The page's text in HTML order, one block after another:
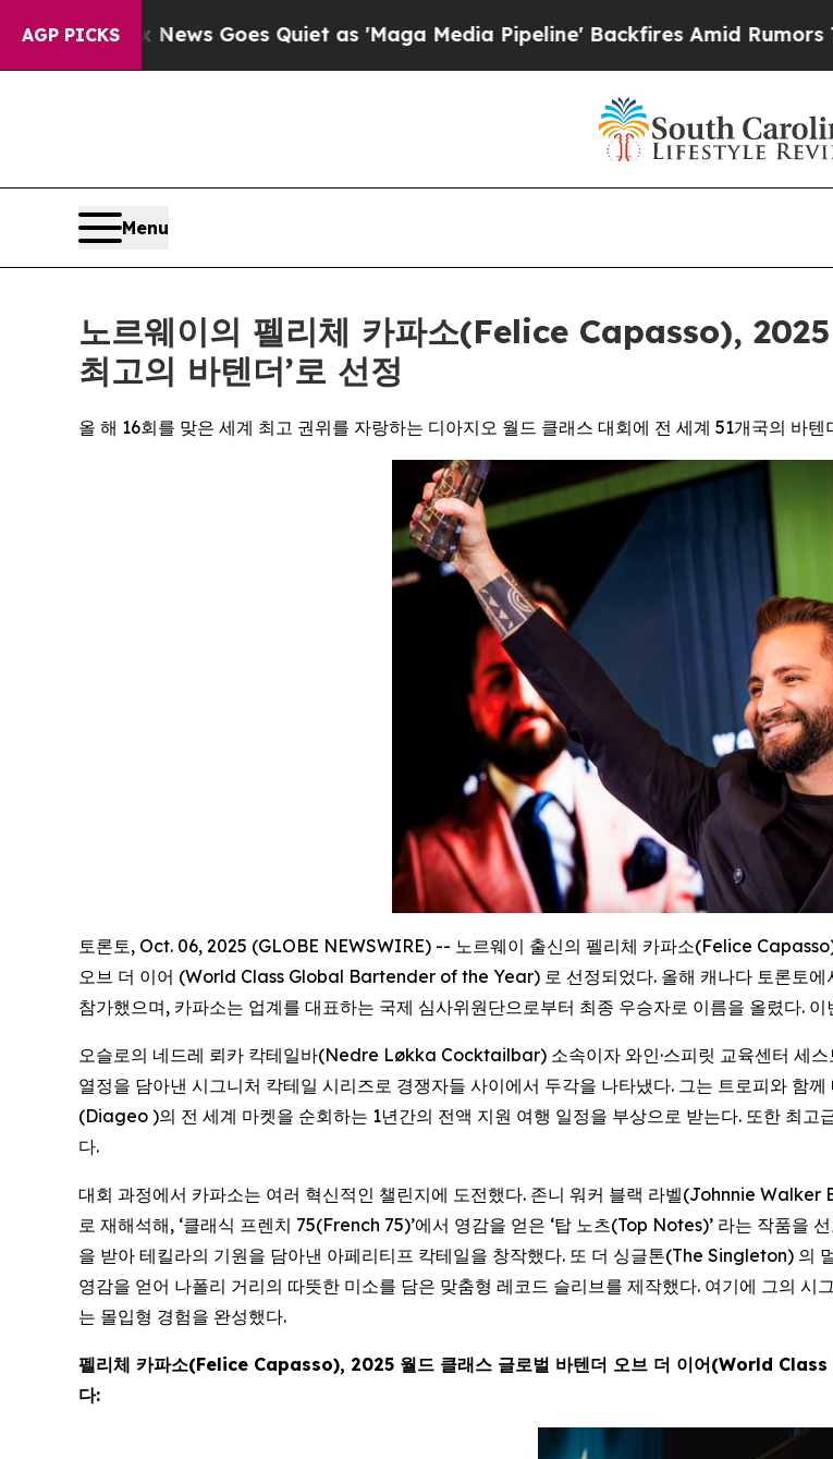
AGP PICKS
News Goes Quiet as 'Maga Media Pipeline' Backfires Amid Rumors Trump Will
Menu
노르웨이의 펠리체 카파소(Felice Capasso),
최고의 바텐더’로 선정
올 해 16회를 맞은 세계 최고 권위를 자랑하는 디아지오 월드 클래스 대회에 전 세계 51개국의 바
토론토, Oct. 06, 2025 (GLOBE NEWSWIRE) -- 노르웨이 출신의 펠리체 카파소(Felice
오브 더 이어 (World Class Global Bartender of the Year) 로 선정되었다. 올해 캐나다 토론토에
참가했으며, 카파소는 업계를 대표하는 국제 심사위원단으로부터 최종 우승자로 이름을 올렸다.
오슬로의 네드레 뢰카 칵테일바(Nedre Løkka Cocktailbar) 소속이자 와인·스피릿 교육센터 세
열정을 담아낸 시그니처 칵테일 시리즈로 경쟁자들 사이에서 두각을 나타냈다. 그는 트로피와 함
(Diageo )의 전 세계 마켓을 순회하는 1년간의 전액 지원 여행 일정을 부상으로 받는다. 또한 최
다.
대회 과정에서 카파소는 여러 혁신적인 챌린지에 도전했다. 존니 워커 블랙 라벨(Johnnie
로 재해석해, ‘클래식 프렌치 75(French 75)’에서 영감을 얻은 ‘탑 노츠(Top Notes)’ 라는 작품
을 받아 테킬라의 기원을 담아낸 아페리티프 칵테일을 창작했다. 또 더 싱글톤(The Singleton) 의
영감을 얻어 나폴리 거리의 따뜻한 미소를 담은 맞춤형 레코드 슬리브를 제작했다. 여기에 그의
는 몰입형 경험을 완성했다.
펠리체 카파소(Felice Capasso), 2025 월드 클래스 글로벌 바텐더 오브 더 이어(World
다: